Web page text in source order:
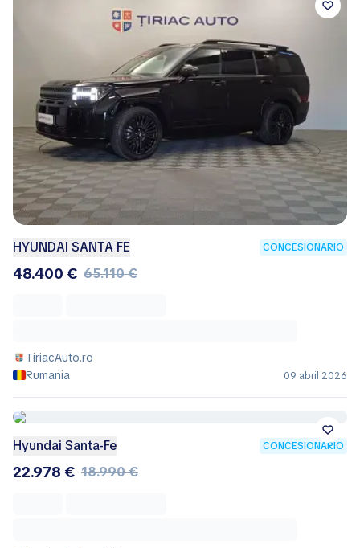
HYUNDAI SANTA FE CONCESIONARIO
48.400 € 65.110 €
TiriacAuto.ro
Rumania
09 abril 2026
Hyundai Santa-Fe CONCESIONARIO
22.978 € 18.990 €